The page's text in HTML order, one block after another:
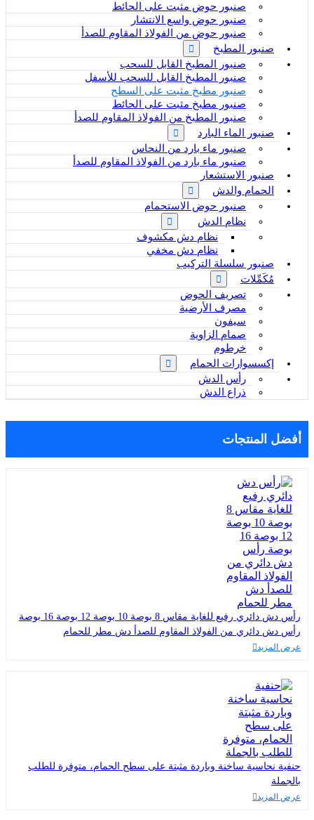
صنبور حوض مثبت على الحائط
صنبور حوض واسع الانتشار
صنبور حوض من الفولاذ المقاوم للصدأ
صنبور المطبخ
صنبور المطبخ القابل للسحب
صنبور المطبخ القابل للسحب للأسفل
صنبور مطبخ مثبت على السطح
صنبور مطبخ مثبت على الحائط
صنبور المطبخ من الفولاذ المقاوم للصدأ
صنبور الماء البارد
صنبور ماء بارد من النحاس
صنبور ماء بارد من الفولاذ المقاوم للصدأ
صنبور الاستشعار
الحمام والدش
صنبور حوض الاستحمام
نظام الدش
نظام دش مكشوف
نظام دش مخفي
صنبور سلسلة التركيب
مُكَمِّلات
تصريف الحوض
مصرف الأرضية
سيفون
صمام الزاوية
خرطوم
إكسسوارات الحمام
رأس الدش
ذراع الدش
أفضل المنتجات
رأس دش دائري رفيع للغاية مقاس 8 بوصة 10 بوصة 12 بوصة 16 بوصة
رأس دش دائري من الفولاذ المقاوم للصدأ دش مطر للحمام
عرض المزيد
حنفية نحاسية ساخنة وباردة مثبتة على سطح الحمام، متوفرة للطلب
بالجملة
عرض المزيد